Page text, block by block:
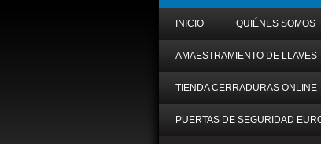
INICIO QUIÉNES SOMOS
AMAESTRAMIENTO DE LLAVES
TIENDA CERRADURAS ONLINE
PUERTAS DE SEGURIDAD